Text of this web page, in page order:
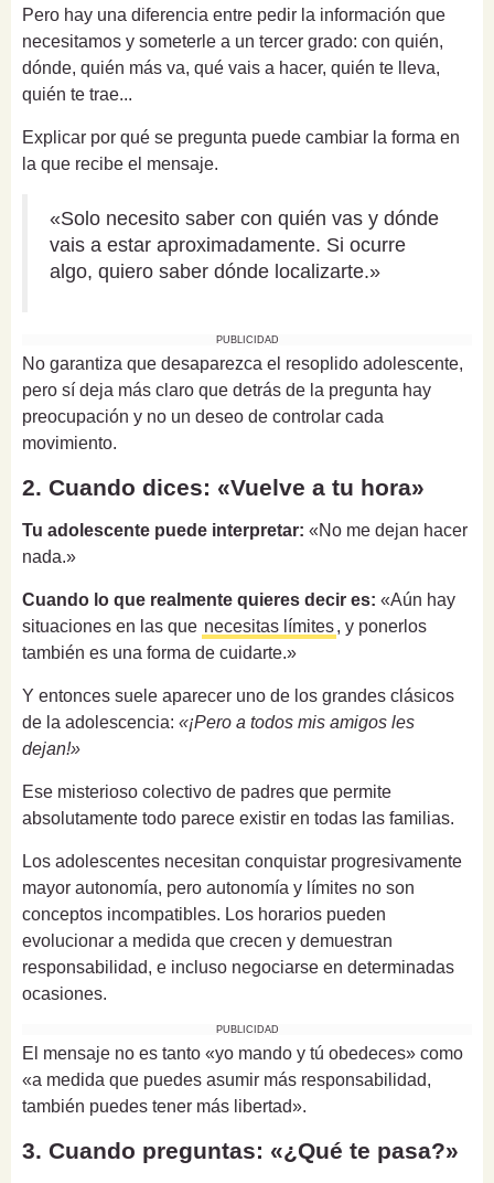
Pero hay una diferencia entre pedir la información que
necesitamos y someterle a un tercer grado: con quién,
dónde, quién más va, qué vais a hacer, quién te lleva,
quién te trae...
Explicar por qué se pregunta puede cambiar la forma en
la que recibe el mensaje.
«Solo necesito saber con quién vas y dónde
vais a estar aproximadamente. Si ocurre
algo, quiero saber dónde localizarte.»
PUBLICIDAD
No garantiza que desaparezca el resoplido adolescente,
pero sí deja más claro que detrás de la pregunta hay
preocupación y no un deseo de controlar cada
movimiento.
2. Cuando dices: «Vuelve a tu hora»
Tu adolescente puede interpretar: «No me dejan hacer
nada.»
Cuando lo que realmente quieres decir es: «Aún hay
situaciones en las que necesitas límites, y ponerlos
también es una forma de cuidarte.»
Y entonces suele aparecer uno de los grandes clásicos
de la adolescencia: «¡Pero a todos mis amigos les
dejan!»
Ese misterioso colectivo de padres que permite
absolutamente todo parece existir en todas las familias.
Los adolescentes necesitan conquistar progresivamente
mayor autonomía, pero autonomía y límites no son
conceptos incompatibles. Los horarios pueden
evolucionar a medida que crecen y demuestran
responsabilidad, e incluso negociarse en determinadas
ocasiones.
PUBLICIDAD
El mensaje no es tanto «yo mando y tú obedeces» como
«a medida que puedes asumir más responsabilidad,
también puedes tener más libertad».
3. Cuando preguntas: «¿Qué te pasa?»